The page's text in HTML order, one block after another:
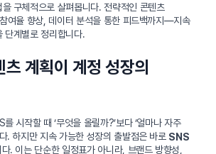
구체적으로 살펴봅니다. 전략적인 콘텐츠
여율 향상, 데이터 분석을 통한 피드백까지—지속
단계별로 정리합니다.
계획이 계정 성장의
시작할 때 ‘무엇을 올릴까?’보다 ‘얼마나 자주
. 하지만 지속 가능한 성장의 출발점은 바로 SNS
. 이는 단순한 일정표가 아니라, 브랜드 방향성,